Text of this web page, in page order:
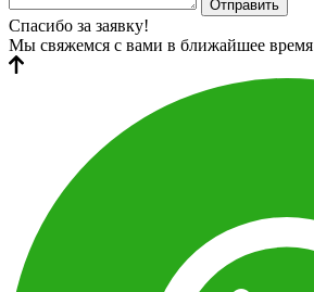
Отправить
Спасибо за заявку!
Мы свяжемся с вами в ближайшее время